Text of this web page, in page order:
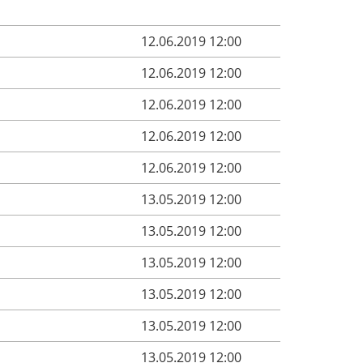
12.06.2019 12:00
12.06.2019 12:00
12.06.2019 12:00
12.06.2019 12:00
12.06.2019 12:00
13.05.2019 12:00
13.05.2019 12:00
13.05.2019 12:00
13.05.2019 12:00
13.05.2019 12:00
13.05.2019 12:00